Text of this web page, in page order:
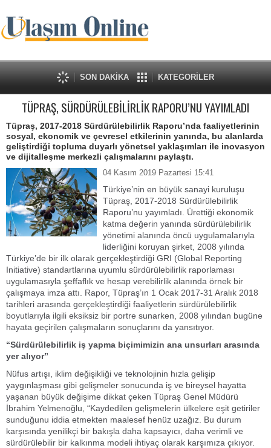
SON DAKİKA KATEGORİLER
TÜPRAŞ, SÜRDÜRÜLEBİLİRLİK RAPORU’NU YAYIMLADI
Tüpraş, 2017-2018 Sürdürülebilirlik Raporu’nda faaliyetlerinin
sosyal, ekonomik ve çevresel etkilerinin yanında, bu alanlarda
geliştirdiği topluma duyarlı yönetsel yaklaşımları ile inovasyon
ve dijitalleşme merkezli çalışmalarını paylaştı.
04 Kasım 2019 Pazartesi 15:41
Türkiye’nin en büyük sanayi kuruluşu
Tüpraş, 2017-2018 Sürdürülebilirlik
Raporu’nu yayımladı. Ürettiği ekonomik
katma değerin yanında sürdürülebilirlik
yönetimi alanında öncü uygulamalarıyla
liderliğini koruyan şirket, 2008 yılında
Türkiye’de bir ilk olarak gerçekleştirdiği GRI (Global Reporting
Initiative) standartlarına uyumlu sürdürülebilirlik raporlaması
uygulamasıyla şeffaflık ve hesap verebilirlik alanında örnek bir
çalışmaya imza attı. Rapor, Tüpraş’ın 1 Ocak 2017-31 Aralık 2018
tarihleri arasında gerçekleştirdiği faaliyetlerin sürdürülebilirlik
boyutlarıyla ilgili eksiksiz bir portre sunarken, 2008 yılından bugüne
hayata geçirilen çalışmaların sonuçlarını da yansıtıyor.
“Sürdürülebilirlik iş yapma biçimimizin ana unsurları arasında
yer alıyor”
Nüfus artışı, iklim değişikliği ve teknolojinin hızla gelişip
yaygınlaşması gibi gelişmeler sonucunda iş ve bireysel hayatta
yaşanan büyük değişime dikkat çeken Tüpraş Genel Müdürü
İbrahim Yelmenoğlu, “Kaydedilen gelişmelerin ülkelere eşit getiriler
sunduğunu iddia etmekten maalesef henüz uzağız. Bu durum
karşısında yenilikçi bir bakışla daha kapsayıcı, daha verimli ve
sürdürülebilir bir kalkınma modeli ihtiyaç olarak karşımıza çıkıyor.